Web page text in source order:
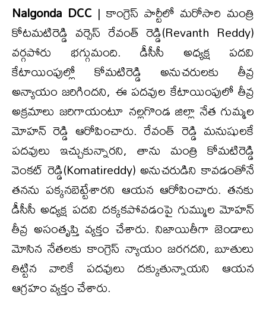
Nalgonda DCC| కాంగ్రెస్ పార్టీలో మరోసారి మంత్రి
కోటమటిరెడ్డి వర్సెస్ రేవంత్ రెడ్డి(Revanth Reddy)
వర్గపోరు భగ్గుమంది. డీసీసీ అధ్యక్ష పదవి
కేటాయింపుల్లో కోమటిరెడ్డి అనుచరులకు తీవ్ర
అన్యాయం జరిగిందని, ఈ పదవుల కేటాయింపులో తీవ్ర
అక్రమాలు జరిగాయంటూ నల్లగొండ జిల్లా నేత గుమ్మల
మోహన్ రెడ్డి ఆరోపించారు. రేవంత్ రెడ్డి మనుషులకే
పదవులు ఇచ్చుకున్నారని, తాను మంత్రి కోమటిరెడ్డి
వెంకట్ రెడ్డి(Komatireddy) అనుచరుడిని కావడంతోనే
తనను పక్కనబెట్టేశారని ఆయన ఆరోపించారు. తనకు
డీసీసీ అధ్యక్ష పదవి దక్కకపోవడంపై గుమ్ముల మోహన్
తీవ్ర అసంతృప్తి వ్యక్తం చేశారు. నిజాయితీగా జెండాలు
మోసిన నేతలకు కాంగ్రెస్ న్యాయం జరగదని, బూతులు
తిట్టిన వారికే పదవులు దక్కుతున్నాయని ఆయన
ఆగ్రహం వ్యక్తం చేశారు.